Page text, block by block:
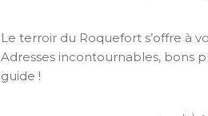
Le terroir du Roquefort s’offre à
Adresses incontournables, bons
guide !